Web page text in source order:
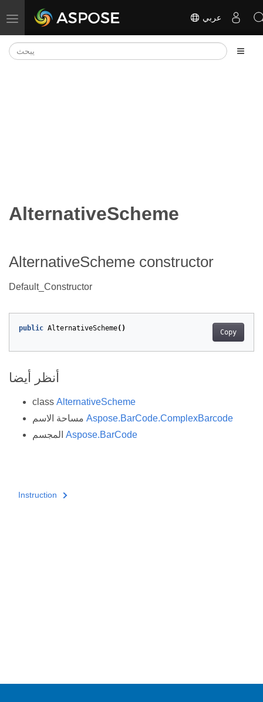
تبديل التنقل عربي
AlternativeScheme
AlternativeScheme constructor
Default_Constructor
Copy
public AlternativeScheme()
أنظر أيضا
class AlternativeScheme
Aspose.BarCode.ComplexBarcode
Aspose.BarCode
Instruction